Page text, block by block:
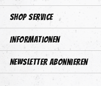
Shop Service
Informationen
Newsletter abonnieren